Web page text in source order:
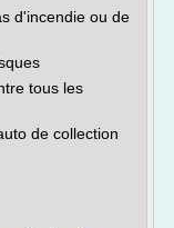
d'incendie ou de
tous les
de collection